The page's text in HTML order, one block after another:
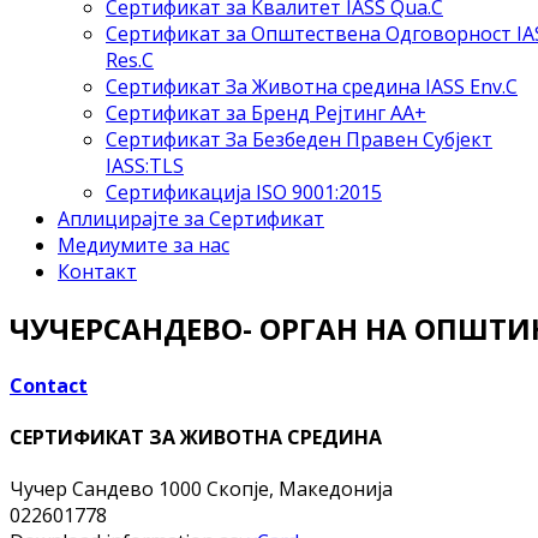
Сертификат за Квалитет IASS Qua.C
Сертификат за Општествена Одговорност
Res.C
Сертификат За Животна средина IASS Env.C
Сертификат за Бренд Рејтинг АА+
Сертификат За Безбеден Правен Субјект
IASS:TLS
Сертификација ISO 9001:2015
Аплицирајте за Сертификат
Медиумите за нас
Контакт
ЧУЧЕРСАНДЕВО- ОРГАН НА
Contact
СЕРТИФИКАТ ЗА ЖИВОТНА СРЕДИНА
Чучер Сандево 1000 Скопје, Македонија
022601778